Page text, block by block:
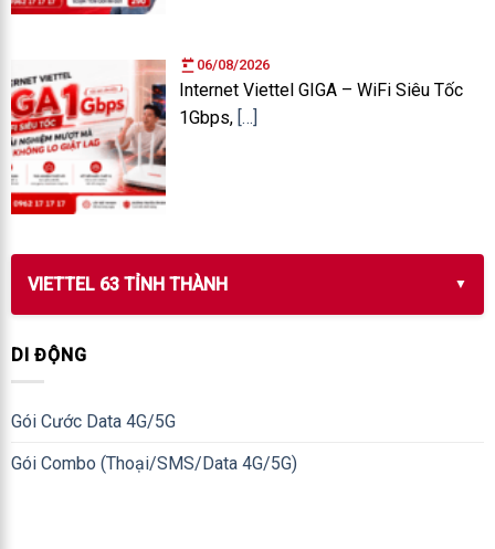
06/08/2026
Internet Viettel GIGA – WiFi Siêu Tốc
1Gbps, […]
VIETTEL 63 TỈNH THÀNH
DI ĐỘNG
Gói Cước Data 4G/5G
Gói Combo (Thoại/SMS/Data 4G/5G)